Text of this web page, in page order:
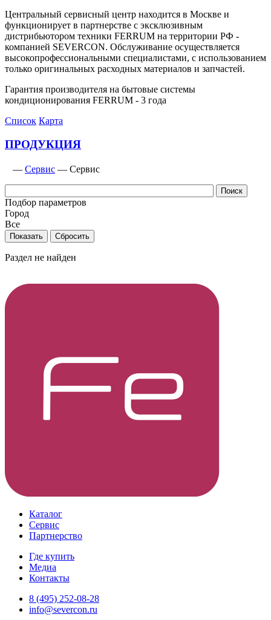
Центральный сервисный центр находится в Москве и
функционирует в партнерстве с эксклюзивным
дистрибьютором техники FERRUM на территории РФ -
компанией SEVERCON. Обслуживание осуществляется
высокопрофессиональными специалистами, с использованием
только оригинальных расходных материалов и запчастей.
Гарантия производителя на бытовые системы
кондиционирования FERRUM - 3 года
Список Карта
ПРОДУКЦИЯ
— Сервис — Сервис
Подбор параметров
Город
Все
Раздел не найден
Каталог
Сервис
Партнерство
Где купить
Медиа
Контакты
8 (495) 252-08-28
info@severcon.ru